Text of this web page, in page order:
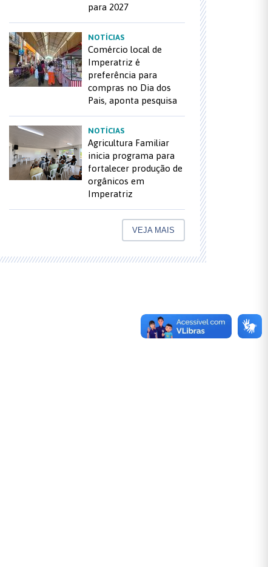
para 2027
NOTÍCIAS
Comércio local de
Imperatriz é
preferência para
compras no Dia dos
Pais, aponta pesquisa
NOTÍCIAS
Agricultura Familiar
inicia programa para
fortalecer produção de
orgânicos em
Imperatriz
VEJA MAIS